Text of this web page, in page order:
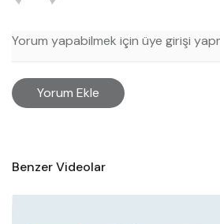
Yorum Ekle
Benzer Videolar